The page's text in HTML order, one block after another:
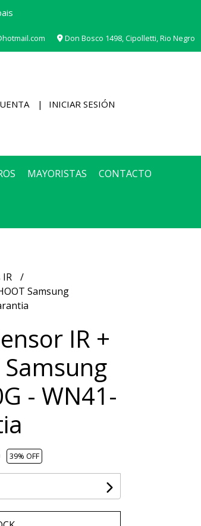
Don Bosco 1498, Cipolletti, Rio Negro
INICIAR SESIÓN
MAYORISTAS CONTACTO
Samsung
IR +
Samsung
- WN41-
39% OFF